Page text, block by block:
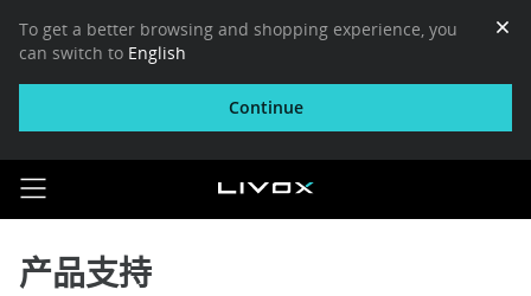
To get a better browsing and shopping experience, you
can switch to English
Continue
产品支持